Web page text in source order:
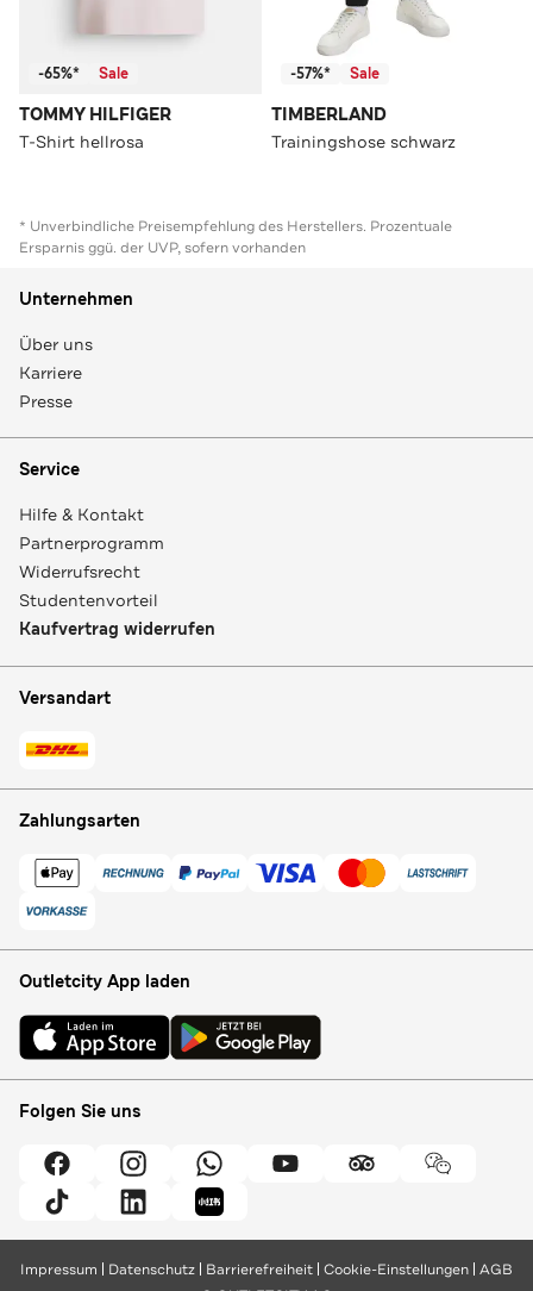
-65%* Sale
TOMMY HILFIGER
T-Shirt hellrosa
-57%* Sale
TIMBERLAND
Trainingshose schwarz
* Unverbindliche Preisempfehlung des Herstellers. Prozentuale
Ersparnis ggü. der UVP, sofern vorhanden
Unternehmen
Über uns
Karriere
Presse
Service
Hilfe & Kontakt
Partnerprogramm
Widerrufsrecht
Studentenvorteil
Kaufvertrag widerrufen
Versandart
Zahlungsarten
Outletcity App laden
Folgen Sie uns
Impressum Datenschutz Barrierefreiheit Cookie-Einstellungen AGB